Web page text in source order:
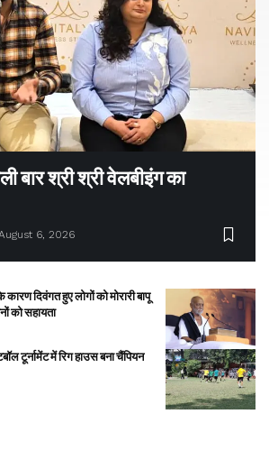
बार श्री श्री वेलबीइंग का
6, 2026
दिवंगत हुए लोगों को मोरारी बापू
को सहायता
टूर्नामेंट में रिग हाउस बना चैंपियन